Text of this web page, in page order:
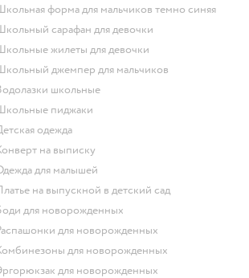
Школьная форма для мальчиков темно синяя
Школьный сарафан для девочки
Школьные жилеты для девочки
Школьный джемпер для мальчиков
Водолазки школьные
Школьные пиджаки
Детская одежда
Конверт на выписку
Одежда для малышей
Платье на выпускной в детский сад
Боди для новорожденных
Распашонки для новорожденных
Комбинезоны для новорожденных
Эргорюкзак для новорожденных